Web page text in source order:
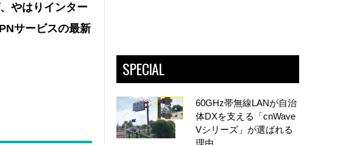
やはりインター
サービスの最新
SPECIAL
60GHz帯無線LANが自治
体DXを支える「cnWave
Vシリーズ」が選ばれる
理由